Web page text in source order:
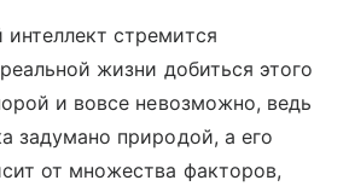
стремится
жизни добиться этого
и вовсе невозможно, ведь
задумано природой, а его
от множества факторов,